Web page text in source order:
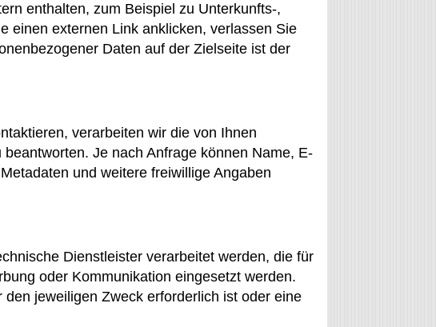
enthalten, zum Beispiel zu Unterkunfts-,
einen externen Link anklicken, verlassen Sie
Daten auf der Zielseite ist der
verarbeiten wir die von Ihnen
Je nach Anfrage können Name, E-
und weitere freiwillige Angaben
Dienstleister verarbeitet werden, die für
oder Kommunikation eingesetzt werden.
jeweiligen Zweck erforderlich ist oder eine